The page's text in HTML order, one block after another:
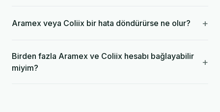
Aramex veya Coliix bir hata döndürürse ne olur? +
Birden fazla Aramex ve Coliix hesabı bağlayabilir
miyim?
+